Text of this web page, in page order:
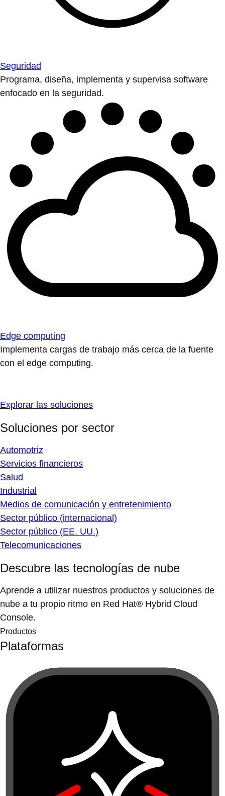
Seguridad
Programa, diseña, implementa y supervisa software
enfocado en la seguridad.
Edge computing
Implementa cargas de trabajo más cerca de la fuente
con el edge computing.
Explorar las soluciones
Soluciones por sector
Automotriz
Servicios financieros
Salud
Industrial
Medios de comunicación y entretenimiento
Sector público (internacional)
Sector público (EE. UU.)
Telecomunicaciones
Descubre las tecnologías de nube
Aprende a utilizar nuestros productos y soluciones de
nube a tu propio ritmo en Red Hat® Hybrid Cloud
Console.
Productos
Plataformas